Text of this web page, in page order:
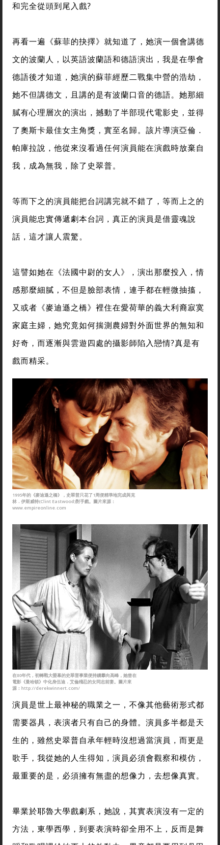
和完全從頭到尾入戲?
再看一遍《蘇菲的抉擇》就知道了，她演一個會講德
文的波蘭人，以英語波蘭語和德語演出，我是在學會
德語後才知道，她演的蘇菲經歷二戰集中營的浩劫，
她不但講德文，且講的是有波蘭口音的德語。她那細
膩有心理層次的演出，撼動了半部現代電影史，並得
了奧斯卡最佳女主角獎，實至名歸。該片導演亞倫．
帕庫拉說，他從來沒看過任何演員能在演戲時放棄自
我，成為無我，除了史翠普。
等而下之的演員能把台詞講完就不錯了，等而上之的
演員能忠實傳遞劇本台詞，真正的演員是借靈魂說
話，這才讓人震驚。
這譬如她在《法國中尉的女人》，演出那麼投入，情
感那麼細膩，不但是臉部表情，連手都在輕微抽搐，
又或者《麥迪遜之橋》裡住在愛荷華的義大利裔寂寞
家庭主婦，她究竟如何揣測農婦對外面世界的無知和
好奇，而逐漸與雲遊四處的攝影師陷入戀情?真是有
戲而精采。
1995年的《麥迪遜之橋》，史翠普只花了1周便精準地完成與克
林．伊斯威特(Clint Eastwood)對手戲。圖片來源：
www.empireonline.com
在80年代，初轉戰大螢幕的史翠普事業便持續攀向高峰，她曾在
電影《曼哈頓》中化身伍迪．艾倫殘忍的女同志前妻。圖片來
源：http://derekwinnert.com/
演員是世上最神秘的職業之一，不像其他藝術形式都
需要器具，表演者只有自己的身體。演員多半都是天
生的，雖然史翠普自承年輕時沒想過當演員，而更是
歌手，我從她的人生得知，演員必須會觀察和模仿，
最重要的是，必須擁有無盡的想像力，去想像真實。
畢業於耶魯大學戲劇系，她說，其實表演沒有一定的
方法，東學西學，到要表演時卻全用不上，反而是舞